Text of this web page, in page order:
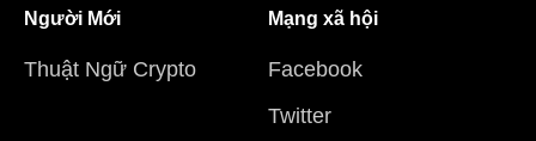
Người Mới
Thuật Ngữ Crypto
Mạng xã hội
Facebook
Twitter